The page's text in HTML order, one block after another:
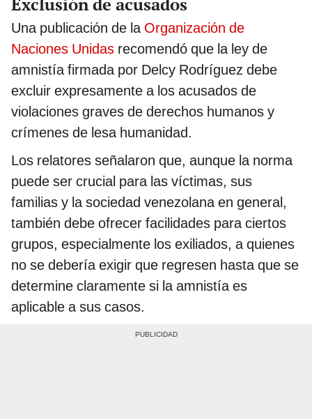
Una publicación de la Organización de
Naciones Unidas recomendó que la ley de
amnistía firmada por Delcy Rodríguez debe
excluir expresamente a los acusados de
violaciones graves de derechos humanos y
crímenes de lesa humanidad.
Los relatores señalaron que, aunque la norma
puede ser crucial para las víctimas, sus
familias y la sociedad venezolana en general,
también debe ofrecer facilidades para ciertos
grupos, especialmente los exiliados, a quienes
no se debería exigir que regresen hasta que se
determine claramente si la amnistía es
aplicable a sus casos.